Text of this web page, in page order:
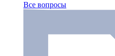
Все вопросы